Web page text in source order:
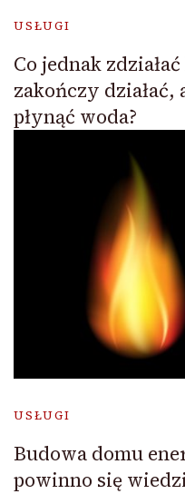
USŁUGI
Co jednak
zakończy
płynąć woda?
USŁUGI
Budowa domu
powinno się